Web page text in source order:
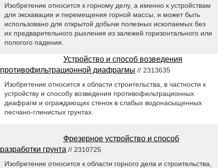
Изобретение относится к горному делу, а именно к устройствам
для экскавации и перемещения горной массы, и может быть
использовано для открытой добычи полезных ископаемых без
их предварительного рыхления из залежей горизонтального или
пологого падения.
Устройство и способ возведения
противофильтрационной диафрагмы // 2313635
Изобретение относится к области строительства, в частности к
устройству и способу возведения противофильтрационных
диафрагм и ограждающих стенок в слабых водонасыщенных
песчано-глинистых грунтах.
Фрезерное устройство и способ
разработки грунта // 2310725
Изобретение относится к области горного дела и строительства,